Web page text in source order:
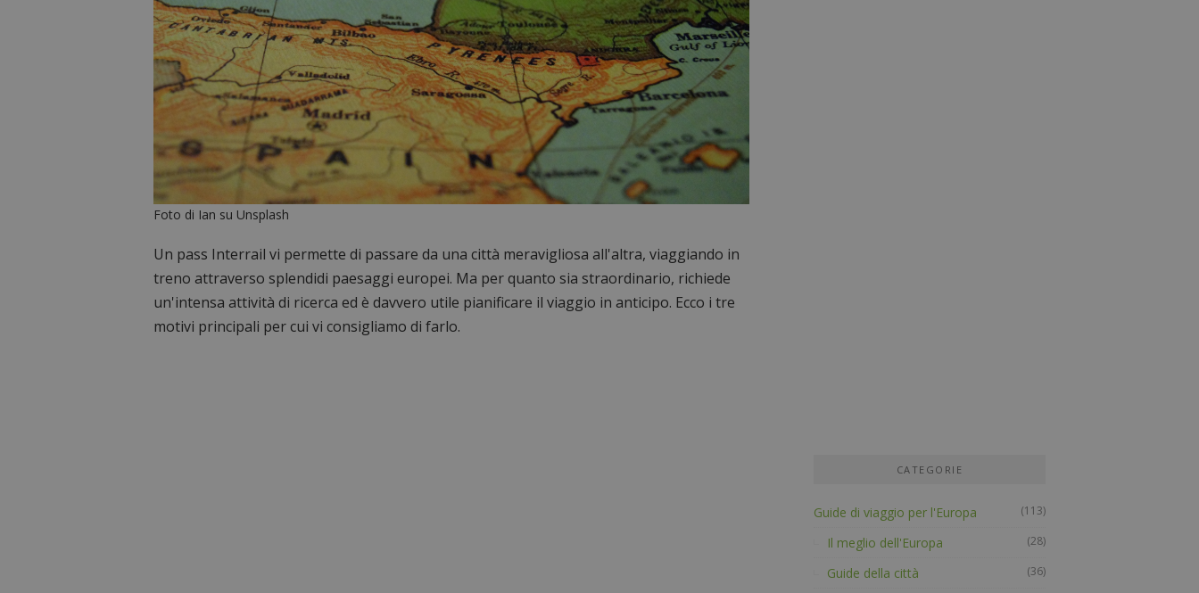
Foto di Ian su Unsplash
Un pass Interrail vi permette di passare da una città meravigliosa all'altra, viaggiando in
treno attraverso splendidi paesaggi europei. Ma per quanto sia straordinario, richiede
un'intensa attività di ricerca ed è davvero utile pianificare il viaggio in anticipo. Ecco i tre
motivi principali per cui vi consigliamo di farlo.
CATEGORIE
Guide di viaggio per l'Europa (113)
Il meglio dell'Europa (28)
Guide della città (36)